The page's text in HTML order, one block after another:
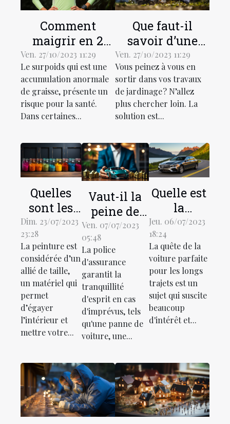
Comment
maigrir en 2
mois ?
Ven. 27/10/2023 11:29
Le surpoids qui est une
accumulation anormale
de graisse, présente un
risque pour la santé.
Dans certaines...
Que faut-il
savoir d’une
débroussailleuse
électrique ?
Ven. 27/10/2023 11:29
Vous peinez à vous en
sortir dans vos travaux
de jardinage ? N’allez
plus chercher loin. La
solution est...
Quelles
sont les
meilleures
façons
d’utiliser
la
peinture
dans
votre
maison ?
Dim. 23/07/2023
23:28
La peinture est
considérée d’un
allié de taille,
un matériel qui
permet
d’égayer
l’intérieur et
mettre votre...
Vaut-il la
peine de
faire appel
à des
agences
d'assurance
?
Ven. 07/07/2023
05:48
La police
d'assurance
garantit la
tranquillité
d'esprit en cas
d'imprévus, tels
qu'une panne de
voiture, une...
Quelle est
la
meilleure
voiture
pour les
longs
trajets ?
Jeu. 06/07/2023
18:24
La quête de la
voiture parfaite
pour les longs
trajets est un
sujet qui suscite
beaucoup
d'intérêt et...